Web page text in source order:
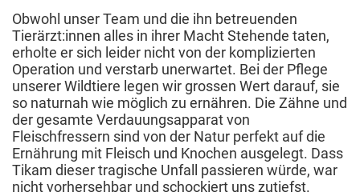
Obwohl unser Team und die ihn betreuenden
Tierärzt:innen alles in ihrer Macht Stehende taten,
erholte er sich leider nicht von der komplizierten
Operation und verstarb unerwartet. Bei der Pflege
unserer Wildtiere legen wir grossen Wert darauf, sie
so naturnah wie möglich zu ernähren. Die Zähne und
der gesamte Verdauungsapparat von
Fleischfressern sind von der Natur perfekt auf die
Ernährung mit Fleisch und Knochen ausgelegt. Dass
Tikam dieser tragische Unfall passieren würde, war
nicht vorhersehbar und schockiert uns zutiefst.